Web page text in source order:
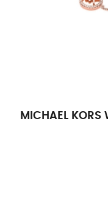
MICHAEL KORS